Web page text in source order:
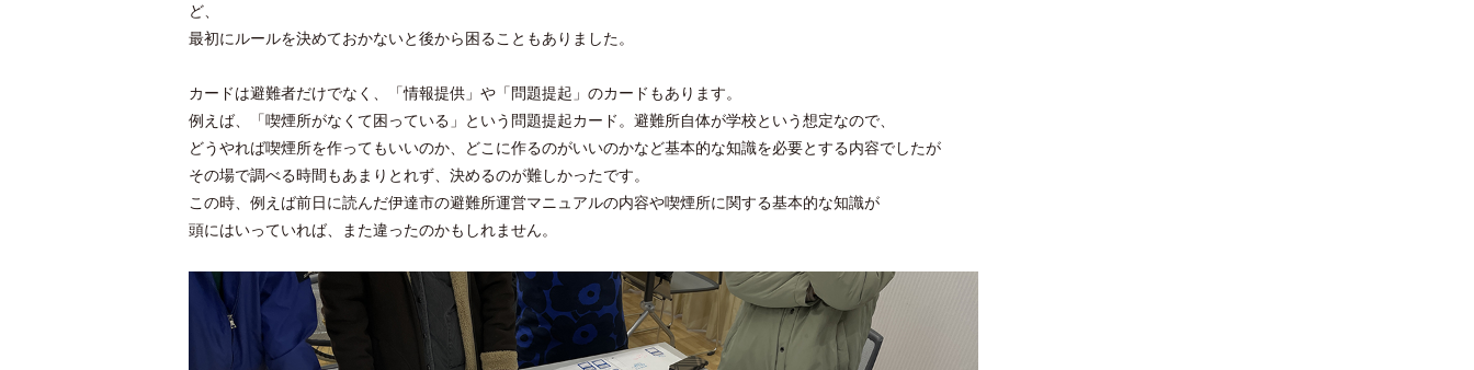
ど、
最初にルールを決めておかないと後から困ることもありました。
カードは避難者だけでなく、「情報提供」や「問題提起」のカードもあります。
例えば、「喫煙所がなくて困っている」という問題提起カード。避難所自体が学校という想定なので、
どうやれば喫煙所を作ってもいいのか、どこに作るのがいいのかなど基本的な知識を必要とする内容でしたが
その場で調べる時間もあまりとれず、決めるのが難しかったです。
この時、例えば前日に読んだ伊達市の避難所運営マニュアルの内容や喫煙所に関する基本的な知識が
頭にはいっていれば、また違ったのかもしれません。